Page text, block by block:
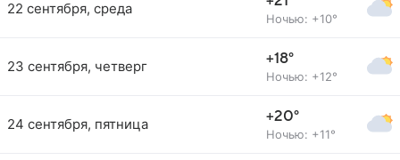
22 сентября, среда
Ночью: +10°
23 сентября, четверг +18°
Ночью: +12°
24 сентября, пятница +20°
Ночью: +11°